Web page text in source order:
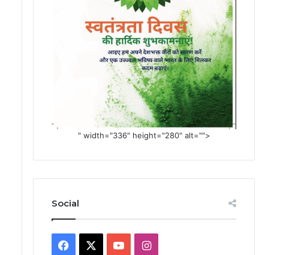
" width="336" height="280" alt="">
Social
Facebook YouTubeInstagram